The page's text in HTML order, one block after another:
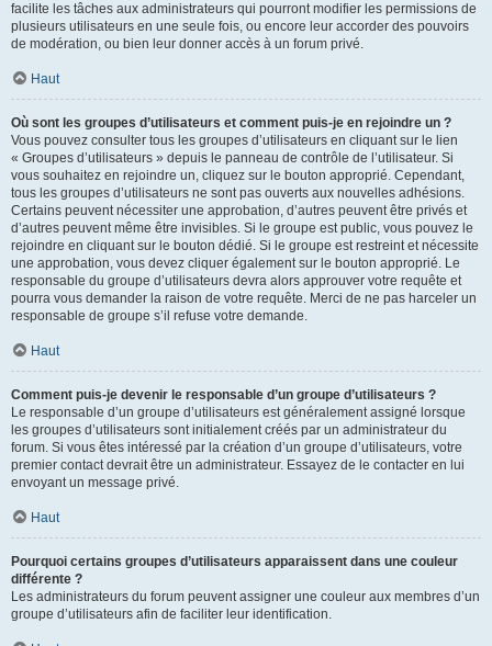
facilite les tâches aux administrateurs qui pourront modifier les permissions de
plusieurs utilisateurs en une seule fois, ou encore leur accorder des pouvoirs
de modération, ou bien leur donner accès à un forum privé.
Haut
Où sont les groupes d’utilisateurs et comment puis-je en rejoindre un ?
Vous pouvez consulter tous les groupes d’utilisateurs en cliquant sur le lien
« Groupes d’utilisateurs » depuis le panneau de contrôle de l’utilisateur. Si
vous souhaitez en rejoindre un, cliquez sur le bouton approprié. Cependant,
tous les groupes d’utilisateurs ne sont pas ouverts aux nouvelles adhésions.
Certains peuvent nécessiter une approbation, d’autres peuvent être privés et
d’autres peuvent même être invisibles. Si le groupe est public, vous pouvez le
rejoindre en cliquant sur le bouton dédié. Si le groupe est restreint et nécessite
une approbation, vous devez cliquer également sur le bouton approprié. Le
responsable du groupe d’utilisateurs devra alors approuver votre requête et
pourra vous demander la raison de votre requête. Merci de ne pas harceler un
responsable de groupe s’il refuse votre demande.
Haut
Comment puis-je devenir le responsable d’un groupe d’utilisateurs ?
Le responsable d’un groupe d’utilisateurs est généralement assigné lorsque
les groupes d’utilisateurs sont initialement créés par un administrateur du
forum. Si vous êtes intéressé par la création d’un groupe d’utilisateurs, votre
premier contact devrait être un administrateur. Essayez de le contacter en lui
envoyant un message privé.
Haut
Pourquoi certains groupes d’utilisateurs apparaissent dans une couleur
différente ?
Les administrateurs du forum peuvent assigner une couleur aux membres d’un
groupe d’utilisateurs afin de faciliter leur identification.